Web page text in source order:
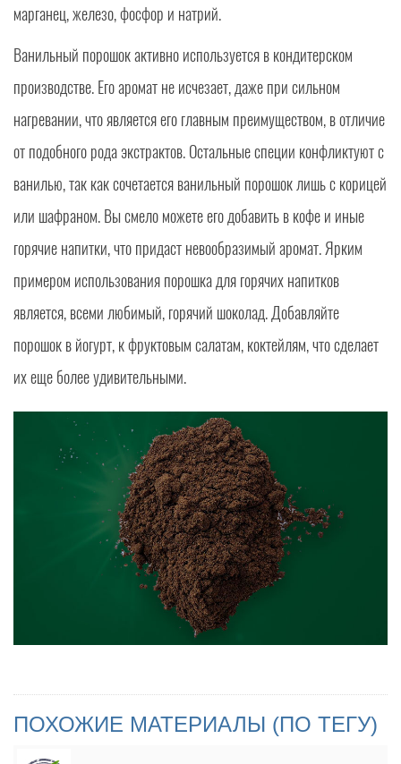
марганец, железо, фосфор и натрий.
Ванильный порошок активно используется в кондитерском
производстве. Его аромат не исчезает, даже при сильном
нагревании, что является его главным преимуществом, в отличие
от подобного рода экстрактов. Остальные специи конфликтуют с
ванилью, так как сочетается ванильный порошок лишь с корицей
или шафраном. Вы смело можете его добавить в кофе и иные
горячие напитки, что придаст невообразимый аромат. Ярким
примером использования порошка для горячих напитков
является, всеми любимый, горячий шоколад. Добавляйте
порошок в йогурт, к фруктовым салатам, коктейлям, что сделает
их еще более удивительными.
ПОХОЖИЕ МАТЕРИАЛЫ (ПО ТЕГУ)